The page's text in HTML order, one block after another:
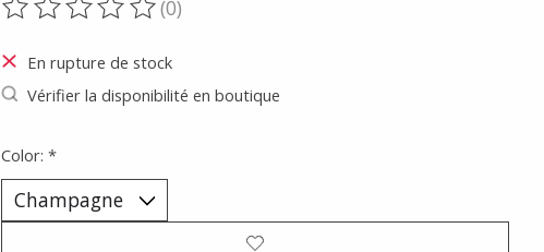
Ce produit est évalué à
(0)
En rupture de stock
Vérifier la disponibilité en boutique
Color: *